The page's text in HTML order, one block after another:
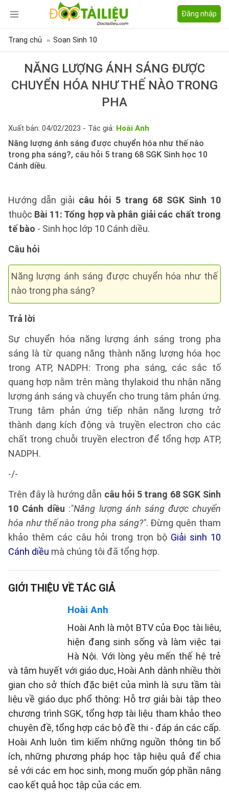
Đăng nhập
Trang chủ Soạn Sinh 10
NĂNG LƯỢNG ÁNH SÁNG ĐƯỢC
CHUYỂN HÓA NHƯ THẾ NÀO TRONG
PHA
Xuất bản: 04/02/2023 - Tác giả: Hoài Anh
Năng lượng ánh sáng được chuyển hóa như thế nào
trong pha sáng?, câu hỏi 5 trang 68 SGK Sinh học 10
Cánh diều.
Hướng dẫn giải câu hỏi 5 trang 68 SGK Sinh 10
thuộc Bài 11: Tổng hợp và phân giải các chất trong
tế bào - Sinh học lớp 10 Cánh diều.
Câu hỏi
Năng lượng ánh sáng được chuyển hóa như thế
nào trong pha sáng?
Trả lời
Sự chuyển hóa năng lượng ánh sáng trong pha
sáng là từ quang năng thành năng lượng hóa học
trong ATP, NADPH: Trong pha sáng, các sắc tố
quang hợp nằm trên màng thylakoid thu nhận năng
lượng ánh sáng và chuyển cho trung tâm phản ứng.
Trung tâm phản ứng tiếp nhận năng lượng trở
thành dạng kích động và truyền electron cho các
chất trong chuỗi truyền electron để tổng hợp ATP,
NADPH.
-/-
Trên đây là hướng dẫn câu hỏi 5 trang 68 SGK Sinh
10 Cánh diều :"Năng lượng ánh sáng được chuyển
hóa như thế nào trong pha sáng?". Đừng quên tham
khảo thêm các câu hỏi trong trọn bộ Giải sinh 10
Cánh diều mà chúng tôi đã tổng hợp.
GIỚI THIỆU VỀ TÁC GIẢ
Hoài Anh
Hoài Anh là một BTV của Đọc tài liêu,
hiện đang sinh sống và làm việc tại
Hà Nội. Với lòng yêu mến thế hệ trẻ
và tâm huyết với giáo dục, Hoài Anh dành nhiều thời
gian cho sở thích đặc biệt của mình là sưu tầm tài
liệu về giáo dục phổ thông: Hỗ trợ giải bài tập theo
chương trình SGK, tổng hợp tài liệu tham khảo theo
chuyên đề, tổng hợp các bộ đề thi - đáp án các cấp.
Hoài Anh luôn tìm kiếm những nguồn thông tin bổ
ích, những phương pháp học tập hiệu quả để chia
sẻ với các em học sinh, mong muốn góp phần nâng
cao kết quả học tập của các em.